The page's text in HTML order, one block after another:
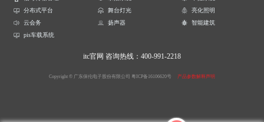
分布式平台
舞台灯光
亮化照明
云会务
扬声器
智能建筑
pis车载系统
itc官网 咨询热线：400-991-2218
Copyright © 广东保伦电子股份有限公司 粤ICP备16106620号 产品参数解释声明